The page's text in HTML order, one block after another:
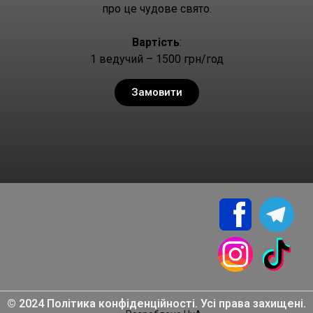
про це чудове свято.
Вартість:
1 ведучий – 1500 грн/год
Замовити
© 2024 Політика конфіденційності. Усі права захищені.